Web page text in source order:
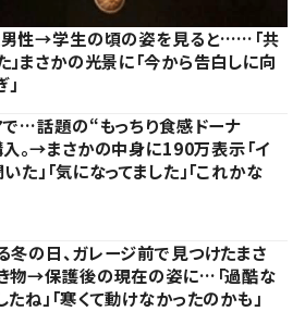
性→学生の頃の姿を見ると……「共
まさかの光景に「今から告白しに向
で…話題の“もっちり食感ドーナ
。→まさかの中身に190万表示「イ
た」「気になってました」「これかな
冬の日、ガレージ前で見つけたまさ
物→保護後の現在の姿に…「過酷な
ね」「寒くて動けなかったのかも」